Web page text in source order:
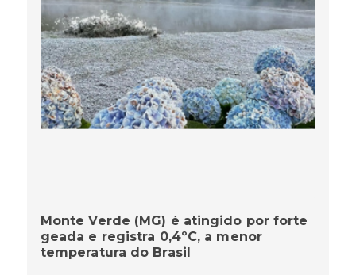
Monte Verde (MG) é atingido por forte
geada e registra 0,4ºC, a menor
temperatura do Brasil